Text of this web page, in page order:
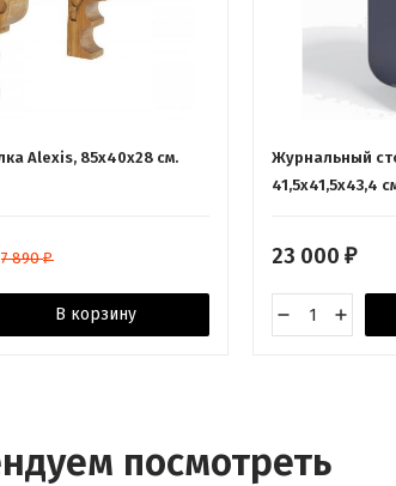
Alexis, 85х40х28 см.
7 890₽
В корзину
Журнальный
41,5х41,5х43,4
23 000 ₽
посмотреть